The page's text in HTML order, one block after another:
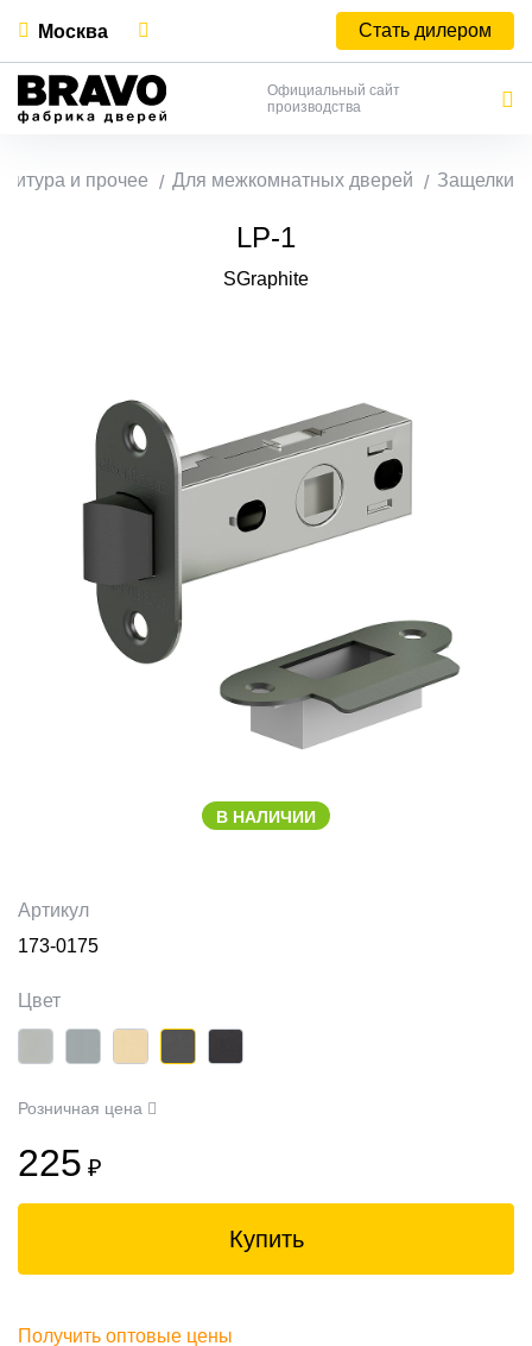
Москва Стать дилером
Официальный сайт
производства
и прочее Для межкомнатных дверей Защелки
LP-1
SGraphite
В НАЛИЧИИ
Артикул
173-0175
Цвет
Розничная цена
225 ₽
Купить
Получить оптовые цены